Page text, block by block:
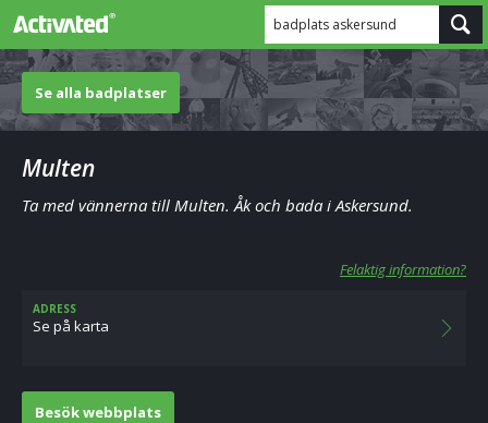
badplats askersund
Se alla badplatser
Multen
Ta med vännerna till Multen. Åk och bada i Askersund.
Felaktig information?
ADRESS
Se på karta
Besök webbplats